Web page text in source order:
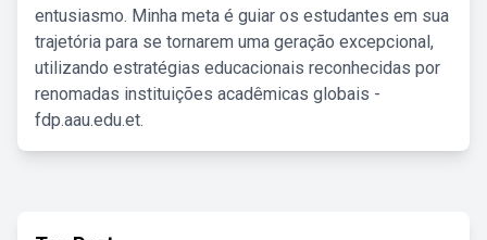
entusiasmo. Minha meta é guiar os estudantes em sua
trajetória para se tornarem uma geração excepcional,
utilizando estratégias educacionais reconhecidas por
renomadas instituições acadêmicas globais -
fdp.aau.edu.et.